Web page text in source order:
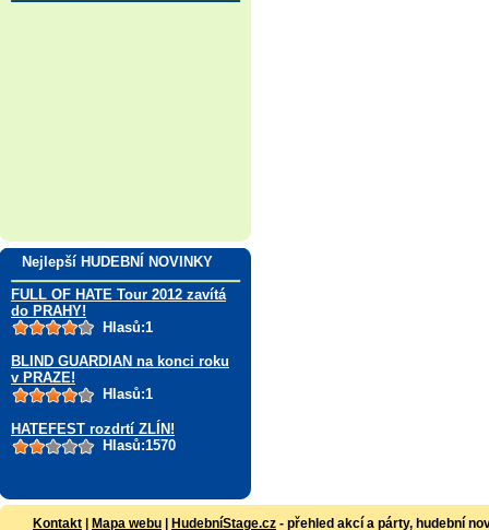
Nejlepší HUDEBNÍ NOVINKY
FULL OF HATE Tour 2012 zavítá
do PRAHY!
Hlasů:1
BLIND GUARDIAN na konci roku
v PRAZE!
Hlasů:1
HATEFEST rozdrtí ZLÍN!
Hlasů:1570
Kontakt | Mapa webu | HudebníStage.cz - přehled akcí a párty, hudební